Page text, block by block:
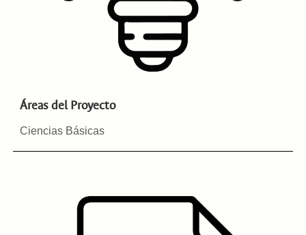
Áreas del Proyecto
Ciencias Básicas